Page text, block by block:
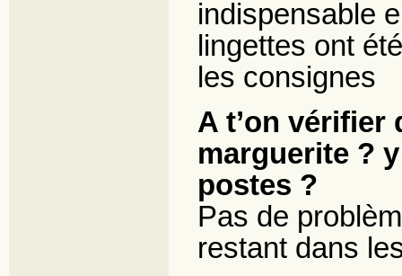
indispensable
lingettes ont
les consignes
A t’on vérifier
marguerite ?
postes ?
Pas de
restant dans